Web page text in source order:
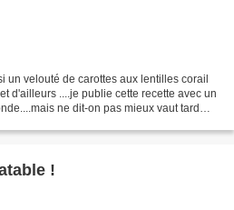
un velouté de carottes aux lentilles corail
d'ailleurs ....je publie cette recette avec un
ne dit-on pas mieux vaut tard
!